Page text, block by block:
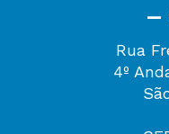
—
Rua
4º